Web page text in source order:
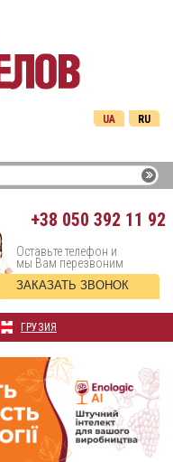
RU
UA
+38 050 392 11 92
Оставьте телефон и
мы Вам перезвоним
ЗАКАЗАТЬ ЗВОНОК
ГРУЗИЯ